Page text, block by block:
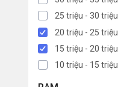
25 triệu - 30 triệu
20 triệu - 25 triệu
15 triệu - 20 triệu
10 triệu - 15 triệu